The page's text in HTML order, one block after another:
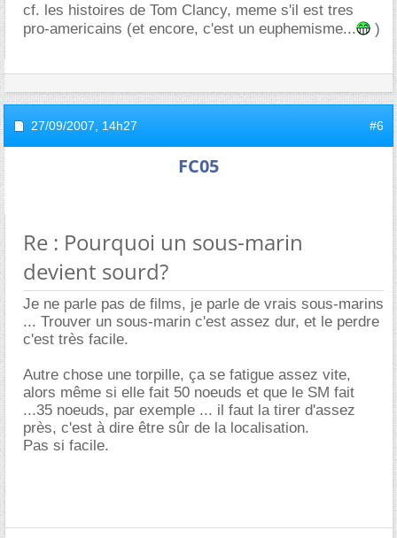
cf. les histoires de Tom Clancy, meme s'il est tres
pro-americains (et encore, c'est un euphemisme...
)
27/09/2007, 14h27 #6
FC05
Re : Pourquoi un sous-marin
devient sourd?
Je ne parle pas de films, je parle de vrais sous-marins
... Trouver un sous-marin c'est assez dur, et le perdre
c'est très facile.
Autre chose une torpille, ça se fatigue assez vite,
alors même si elle fait 50 noeuds et que le SM fait
...35 noeuds, par exemple ... il faut la tirer d'assez
près, c'est à dire être sûr de la localisation.
Pas si facile.